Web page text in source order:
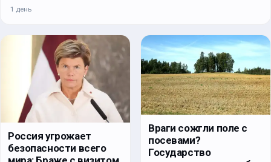
1 день
Россия угрожает
безопасности всего
Враги сожгли поле с
посевами?
Государство